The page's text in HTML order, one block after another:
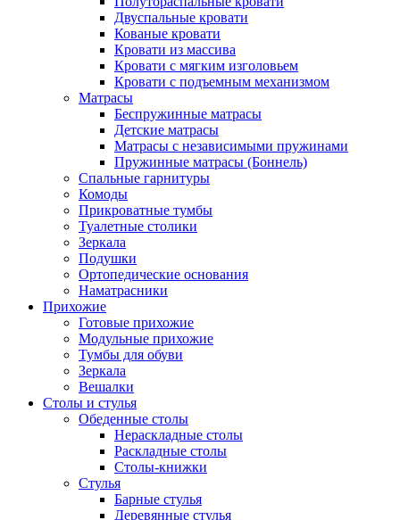
Двуспальные кровати
Кованые кровати
Кровати из массива
Кровати с мягким изголовьем
Кровати с подъемным механизмом
Матрасы
Беспружинные матрасы
Детские матрасы
Матрасы с независимыми пружинами
Пружинные матрасы (Боннель)
Спальные гарнитуры
Комоды
Прикроватные тумбы
Туалетные столики
Зеркала
Подушки
Ортопедические основания
Наматрасники
Прихожие
Готовые прихожие
Модульные прихожие
Тумбы для обуви
Зеркала
Вешалки
Столы и стулья
Обеденные столы
Нераскладные столы
Раскладные столы
Столы-книжки
Стулья
Барные стулья
Деревянные стулья